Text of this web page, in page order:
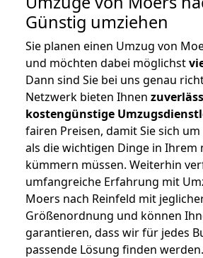
Günstig umziehen
Sie planen einen Umzug von
und möchten dabei möglichst
Dann sind Sie bei uns genau
Netzwerk bieten Ihnen
kostengünstige
fairen Preisen, damit Sie sich
als die wichtigen Dinge in Ihrem
kümmern müssen. Weiterhin
umfangreiche Erfahrung mit
Moers nach Reinfeld mit
Größenordnung und können
garantieren, dass wir für jedes
passende Lösung finden werden.